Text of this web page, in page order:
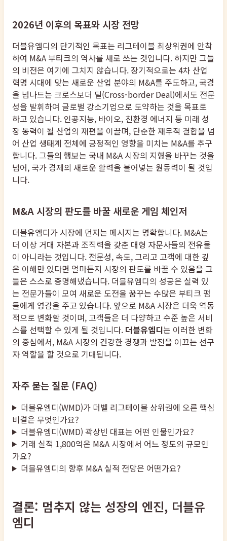
2026년 이후의 목표와 시장 전망
더블유엠디의 단기적인 목표는 리그테이블 최상위권에 안착
하여 M&A 부티크의 역사를 새로 쓰는 것입니다. 하지만 그들
의 비전은 여기에 그치지 않습니다. 장기적으로는 4차 산업
혁명 시대에 맞는 새로운 산업 분야의 M&A를 주도하고, 국경
을 넘나드는 크로스보더 딜(Cross-border Deal)에서도 전문
성을 발휘하여 글로벌 강소기업으로 도약하는 것을 목표로
하고 있습니다. 인공지능, 바이오, 친환경 에너지 등 미래 성
장 동력이 될 산업의 재편을 이끌며, 단순한 재무적 결합을 넘
어 산업 생태계 전체에 긍정적인 영향을 미치는 M&A를 추구
합니다. 그들의 행보는 국내 M&A 시장의 지형을 바꾸는 것을
넘어, 국가 경제의 새로운 활력을 불어넣는 원동력이 될 것입
니다.
M&A 시장의 판도를 바꿀 새로운 게임 체인저
더블유엠디가 시장에 던지는 메시지는 명확합니다. M&A는
더 이상 거대 자본과 조직력을 갖춘 대형 자문사들의 전유물
이 아니라는 것입니다. 전문성, 속도, 그리고 고객에 대한 깊
은 이해만 있다면 얼마든지 시장의 판도를 바꿀 수 있음을 그
들은 스스로 증명해냈습니다. 더블유엠디의 성공은 실력 있
는 전문가들이 모여 새로운 도전을 꿈꾸는 수많은 부티크 펌
들에게 영감을 주고 있습니다. 앞으로 M&A 시장은 더욱 역동
적으로 변화할 것이며, 고객들은 더 다양하고 수준 높은 서비
스를 선택할 수 있게 될 것입니다. 더블유엠디는 이러한 변화
의 중심에서, M&A 시장의 건강한 경쟁과 발전을 이끄는 선구
자 역할을 할 것으로 기대됩니다.
자주 묻는 질문 (FAQ)
더블유엠디(WMD)가 더벨 리그테이블 상위권에 오른 핵심
비결은 무엇인가요?
더블유엠디(WMD) 곽상빈 대표는 어떤 인물인가요?
거래 실적 1,800억은 M&A 시장에서 어느 정도의 규모인
가요?
더블유엠디의 향후 M&A 실적 전망은 어떤가요?
결론: 멈추지 않는 성장의 엔진, 더블유
엠디